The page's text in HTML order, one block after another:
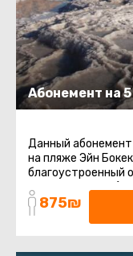
Абонемент на
Данный
на пляже Эйн
благоустроенный
море. Шезлонги
875₪